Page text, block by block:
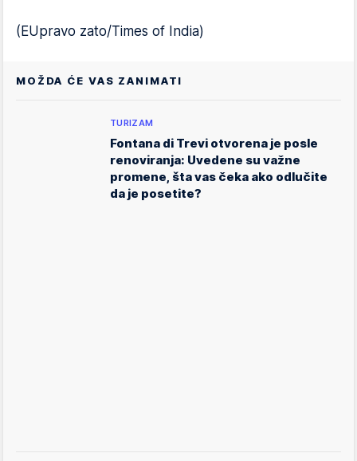
(EUpravo zato/Times of India)
MOŽDA ĆE VAS ZANIMATI
TURIZAM
Fontana di Trevi otvorena je posle
renoviranja: Uvedene su važne
promene, šta vas čeka ako odlučite
da je posetite?